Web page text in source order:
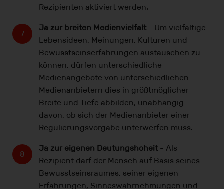
Rezipienten aktiviert werden.
Ja zur breiten Medienvielfalt - Um vielfältige
Lebensideen, Meinungen, Kulturen und
Bewusstseinserfahrungen austauschen zu
können, dürfen unterschiedliche
Medienangebote von unterschiedlichen
Medienanbietern dies in größtmöglicher
Breite und Tiefe abbilden, unabhängig
davon, ob sich der Medienanbieter einer
Regulierungsvorgabe unterwerfen muss.
Ja zur eigenen Deutungshoheit - Als
Rezipient darf der Mensch auf Basis seines
Bewusstseinsraumes, seiner eigenen
Erfahrungen, Sinneswahrnehmungen und